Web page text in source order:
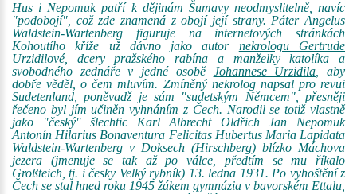
Hus i Nepomuk patří k dějinám Šumavy neodmyslitelně, navíc
"podobojí", což zde znamená z obojí její strany. Páter Angelus
Waldstein-Wartenberg figuruje na internetových stránkách
Kohoutího kříže už dávno jako autor nekrologu Gertrude
Urzidilové, dcery pražského rabína a manželky katolíka a
svobodného zednáře v jedné osobě Johannese Urzidila , aby
dobře věděl, o čem mluvím. Zmíněný nekrolog napsal pro revui
Sudetenland, poněvadž je sám "sudetským Němcem", přesněji
řečeno byl jím učiněn vyhnáním z Čech. Narodil se totiž vlastně
jako "český" šlechtic Karl Albrecht Oldřich Jan Nepomuk
Antonín Hilarius Bonaventura Felicitas Hubertus Maria Lapidata
Waldstein-Wartenberg v Doksech (Hirschberg) blízko Máchova
jezera (jmenuje se tak až po válce, předtím se mu říkalo
Großteich, tj. i česky Velký rybník) 13. ledna 1931. Po vyhoštění z
Čech se stal hned roku 1945 žákem gymnázia v bavorském Ettalu,